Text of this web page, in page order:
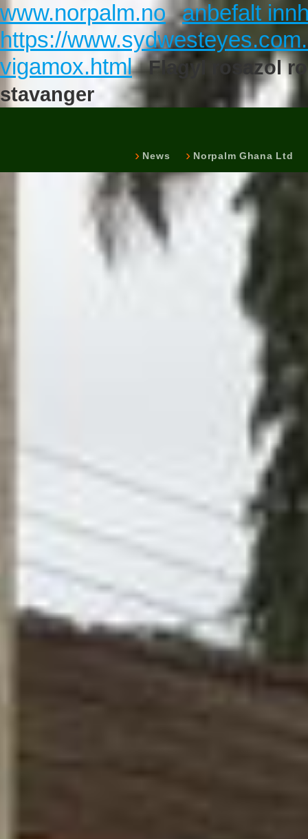
www.norpalm.no
anbefalt
https://
vigamox.html
Flagyl rosazol
stavanger
News Norpalm Ghana Ltd